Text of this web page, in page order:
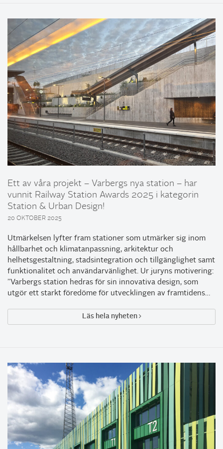
Ett av våra projekt – Varbergs nya station – har
vunnit Railway Station Awards 2025 i kategorin
Station & Urban Design!
20 OKTOBER 2025
Utmärkelsen lyfter fram stationer som utmärker sig inom
hållbarhet och klimatanpassning, arkitektur och
helhetsgestaltning, stadsintegration och tillgänglighet samt
funktionalitet och användarvänlighet. Ur juryns motivering:
”Varbergs station hedras för sin innovativa design, som
utgör ett starkt föredöme för utvecklingen av framtidens…
Läs hela nyheten